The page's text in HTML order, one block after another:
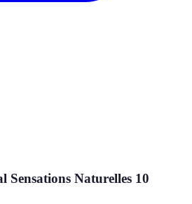
Naturelles 10